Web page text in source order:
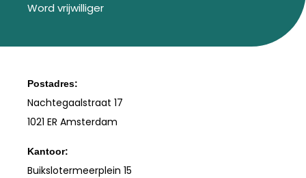
Word vrijwilliger
Postadres:
Nachtegaalstraat 17
1021 ER Amsterdam
Kantoor:
Buikslotermeerplein 15